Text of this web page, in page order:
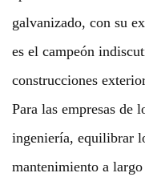
galvanizado, con su
es el campeón
construcciones
Para las empresas de
ingeniería, equilibrar
mantenimiento a